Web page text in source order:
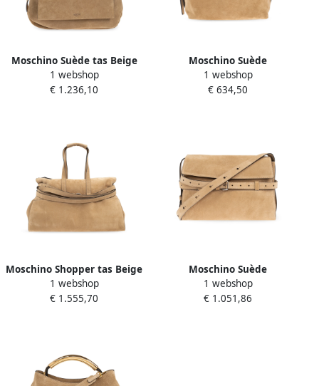
Moschino Suède tas Beige
Dames
1 webshop
€ 1.236,10
Moschino Suède
schoudertas Beige Dames
1 webshop
€ 634,50
Moschino Shopper tas Beige
Dames
1 webshop
€ 1.555,70
Moschino Suède
schoudertas Beige Dames
1 webshop
€ 1.051,86